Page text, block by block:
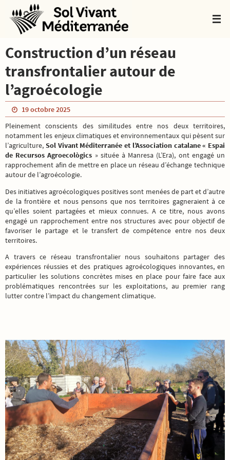
vers
contenu
Construction d’un réseau
transfrontalier autour de
l’agroécologie
19 octobre 2025
Pleinement conscients des similitudes entre nos deux territoires,
notamment les enjeux climatiques et environnementaux qui pèsent sur
l’agriculture, Sol Vivant Méditerranée et l’Association catalane « Espai
de Recursos Agroecològics » située à Manresa (L’Era), ont engagé un
rapprochement afin de mettre en place un réseau d’échange technique
autour de l’agroécologie.
Des initiatives agroécologiques positives sont menées de part et d’autre
de la frontière et nous pensons que nos territoires gagneraient à ce
qu’elles soient partagées et mieux connues. A ce titre, nous avons
engagé un rapprochement entre nos structures avec pour objectif de
favoriser le partage et le transfert de compétence entre nos deux
territoires.
A travers ce réseau transfrontalier nous souhaitons partager des
expériences réussies et des pratiques agroécologiques innovantes, en
particulier les solutions concrètes mises en place pour faire face aux
problématiques rencontrées sur les exploitations, au premier rang
lutter contre l’impact du changement climatique.